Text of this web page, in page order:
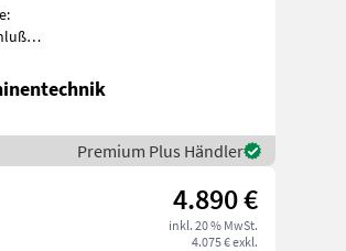
Premium Plus Händler
4.890 €
inkl. 20 % MwSt.
4.075 € exkl.